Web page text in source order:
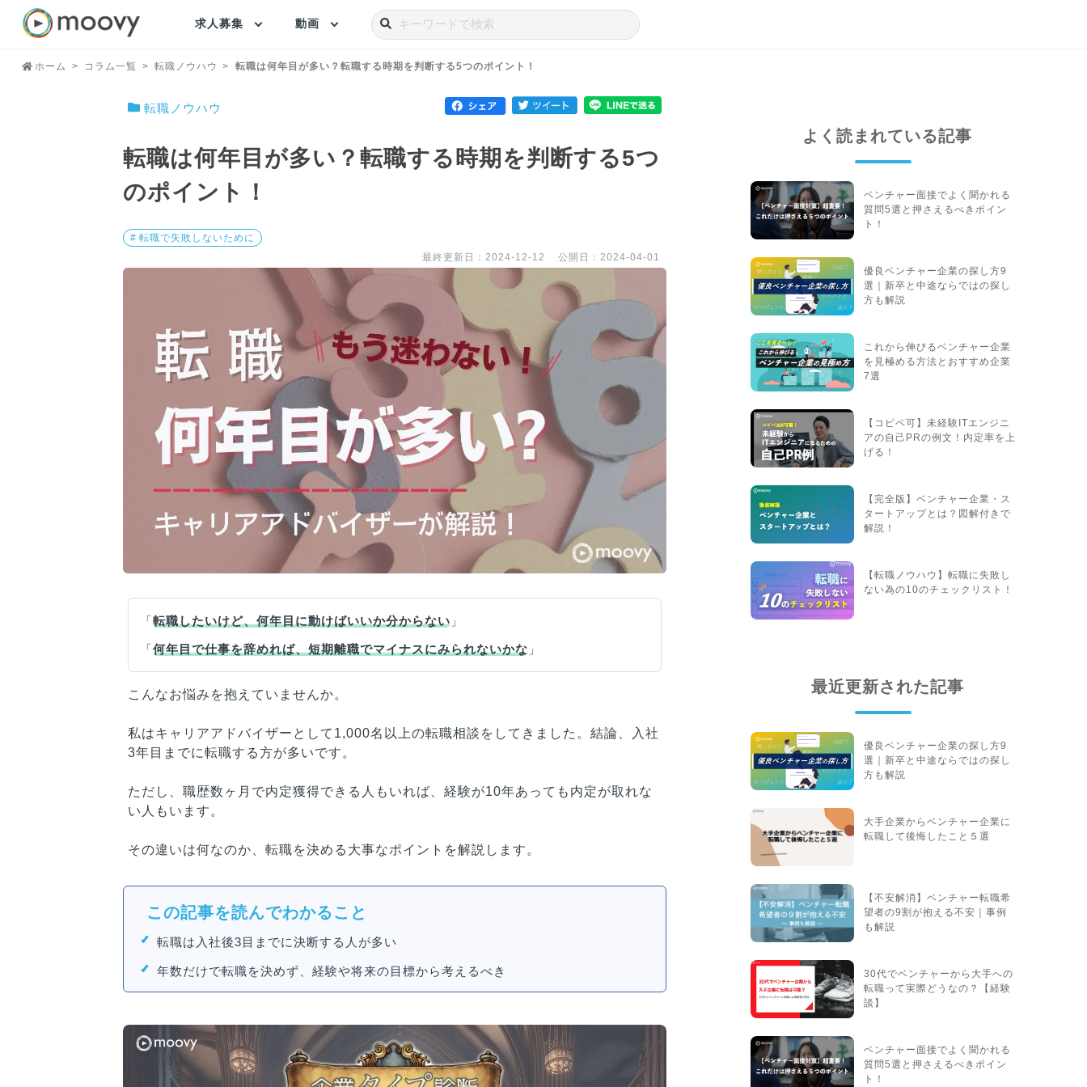
求人募集 動画
ホーム コラム一覧 転職ノウハウ 転職は何年目が多い？転職する時期を判断する5つのポイント！
転職ノウハウ
転職は何年目が多い？転職する時期を判断する5つ
のポイント！
# 転職で失敗しないために
最終更新日：2024-12-12
公開日：2024-04-01
「転職したいけど、何年目に動けばいいか分からない 」
「何年目で仕事を辞めれば、短期離職でマイナスにみられないかな 」
こんなお悩みを抱えていませんか。
私はキャリアアドバイザーとして1,000名以上の転職相談をしてきました。結論、入社
3年目までに転職する方が多いです。
ただし、職歴数ヶ月で内定獲得できる人もいれば、経験が10年あっても内定が取れな
い人もいます。
その違いは何なのか、転職を決める大事なポイントを解説します。
この記事を読んでわかること
転職は入社後3目までに決断する人が多い
年数だけで転職を決めず、経験や将来の目標から考えるべき
よく読まれている記事
ベンチャー面接でよく聞かれる
質問5選と押さえるべきポイン
ト！
優良ベンチャー企業の探し方9
選｜新卒と中途ならではの探し
方も解説
これから伸びるベンチャー企業
を見極める方法とおすすめ企業
7選
【コピペ可】未経験ITエンジニ
アの自己PRの例文！内定率を上
げる！
【完全版】ベンチャー企業・ス
タートアップとは？図解付きで
解説！
【転職ノウハウ】転職に失敗し
ない為の10のチェックリスト！
最近更新された記事
優良ベンチャー企業の探し方9
選｜新卒と中途ならではの探し
方も解説
大手企業からベンチャー企業に
転職して後悔したこと５選
【不安解消】ベンチャー転職希
望者の9割が抱える不安｜事例
も解説
30代でベンチャーから大手への
転職って実際どうなの？【経験
談】
ベンチャー面接でよく聞かれる
質問5選と押さえるべきポイン
ト！